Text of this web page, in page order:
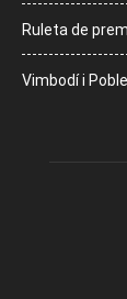
Ruleta de
Vimbodí i